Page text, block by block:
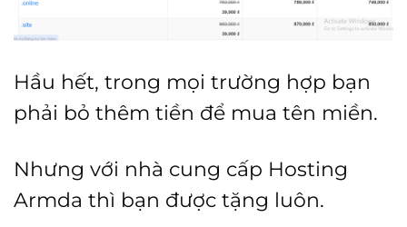
Hầu hết, trong mọi trường hợp bạn
phải bỏ thêm tiền để mua tên miền.
Nhưng với nhà cung cấp Hosting
Armda thì bạn được tặng luôn.